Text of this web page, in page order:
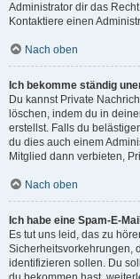
Administrator dir das
Kontaktiere einen
Nach oben
Ich bekomme ständig
Du kannst Private
löschen, indem du in
erstellst. Falls du
du dies auch einem
Mitglied dann verbieten,
Nach oben
Ich habe eine Spam-E-
Es tut uns leid, das zu
Sicherheitsvorkehrungen,
identifizieren sollen. Du